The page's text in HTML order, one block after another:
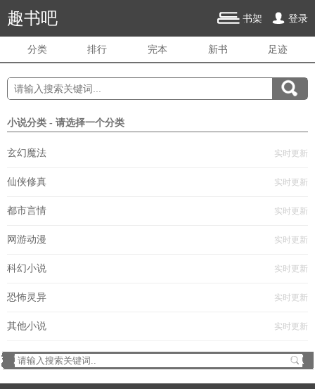
趣书吧 书架 登录
分类 排行 完本 新书 足迹
小说分类 - 请选择一个分类
玄幻魔法 实时更新
仙侠修真 实时更新
都市言情 实时更新
网游动漫 实时更新
科幻小说 实时更新
恐怖灵异 实时更新
其他小说 实时更新